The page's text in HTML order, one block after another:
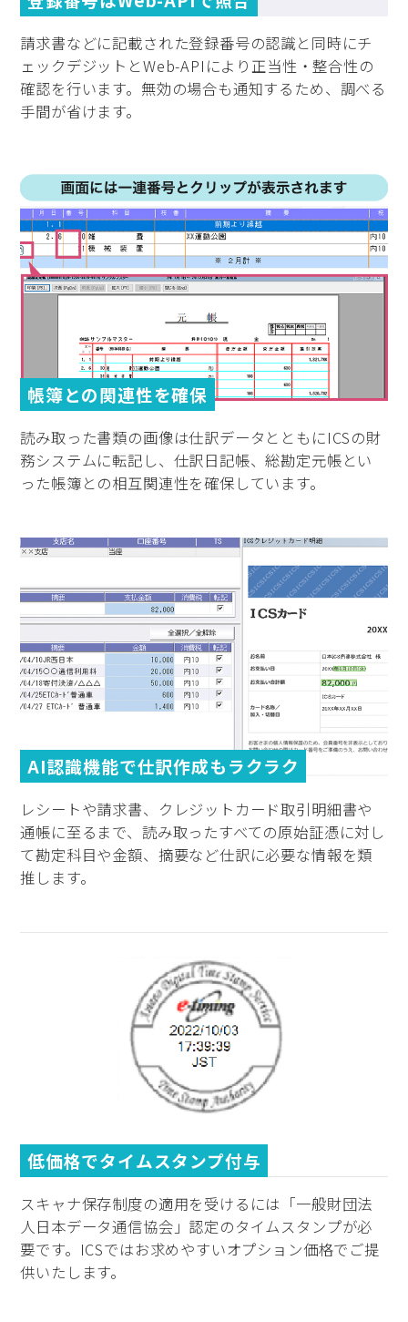
請求書などに記載された登録番号の認識と同時にチ
ェックデジットとWeb-APIにより正当性・整合性の
確認を行います。無効の場合も通知するため、調べる
手間が省けます。
帳簿との関連性を確保
読み取った書類の画像は仕訳データとともにICSの財
務システムに転記し、仕訳日記帳、総勘定元帳とい
った帳簿との相互関連性を確保しています。
AI認識機能で仕訳作成もラクラク
レシートや請求書、クレジットカード取引明細書や
通帳に至るまで、読み取ったすべての原始証憑に対し
て勘定科目や金額、摘要など仕訳に必要な情報を類
推します。
低価格でタイムスタンプ付与
スキャナ保存制度の適用を受けるには「一般財団法
人日本データ通信協会」認定のタイムスタンプが必
要です。ICSではお求めやすいオプション価格でご提
供いたします。